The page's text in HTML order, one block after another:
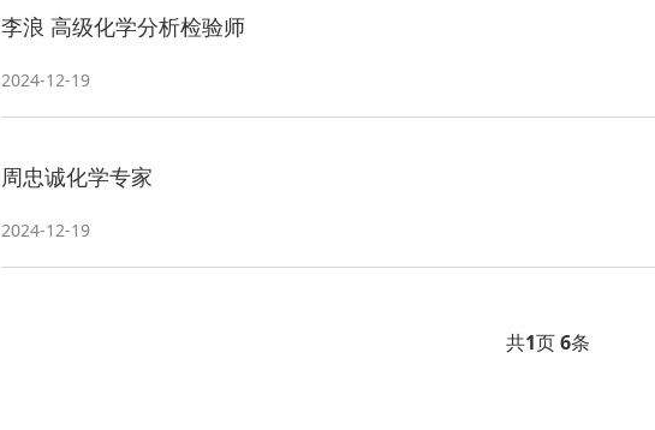
李浪 高级化学分析检验师
2024-12-19
周忠诚化学专家
2024-12-19
共1页6条